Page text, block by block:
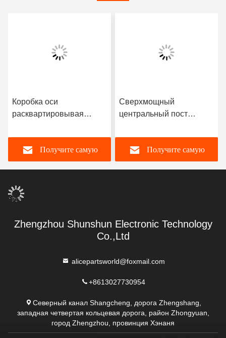
Коробка оси
расквартировывая
9231320259 цены по
прейскуранту завода-
изготовителя частей
грузовика запасных
частей HOWO Sinotruk
Получите самую
Сверхмощный
центральный пост
WG9716580023 тележки
Sinotruk Howo частей
тележки для продажи
Получите самую
Zhengzhou Shunshun Electronic Technology
Co.,Ltd
alicepartsworld@foxmail.com
+8613027730954
Северный канал Shangcheng, дорога Zhengshang,
западная четвертая кольцевая дорога, район Zhongyuan,
город Zhengzhou, провинция Хэнаня